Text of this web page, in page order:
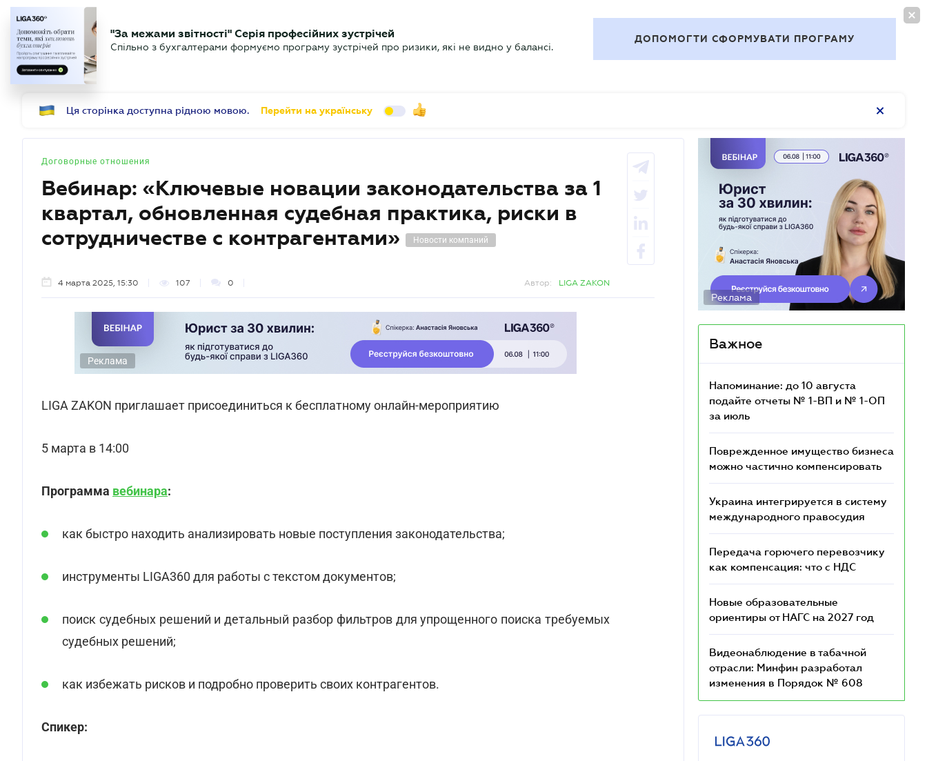
БУХГАЛТЕР Новости Аналитика Календарь Актуально
"За межами звітності" Серія професійних зустрічей
Спільно з бухгалтерами формуємо програму зустрічей про ризики, які не видно у балансі.
ДОПОМОГТИ СФОРМУВАТИ ПРОГРАМУ
Ця сторінка доступна рідною мовою. Перейти на українську
Договорные отношения
Вебинар: «Ключевые новации законодательства за 1
квартал, обновленная судебная практика, риски в
сотрудничестве с контрагентами»
Новости компаний
4 марта 2025, 15:30 107 0 Автор: LIGA ZAKON
Реклама
LIGA ZAKON приглашает присоединиться к бесплатному онлайн-мероприятию
5 марта в 14:00
Программа вебинара:
как быстро находить анализировать новые поступления законодательства;
инструменты LIGA360 для работы с текстом документов;
поиск судебных решений и детальный разбор фильтров для упрощенного поиска требуемых
судебных решений;
как избежать рисков и подробно проверить своих контрагентов.
Спикер:
Реклама
Важное
Напоминание: до 10 августа
подайте отчеты № 1-ВП и № 1-ОП
за июль
Поврежденное имущество бизнеса
можно частично компенсировать
Украина интегрируется в систему
международного правосудия
Передача горючего перевозчику
как компенсация: что с НДС
Новые образовательные
ориентиры от НАГС на 2027 год
Видеонаблюдение в табачной
отрасли: Минфин разработал
изменения в Порядок № 608